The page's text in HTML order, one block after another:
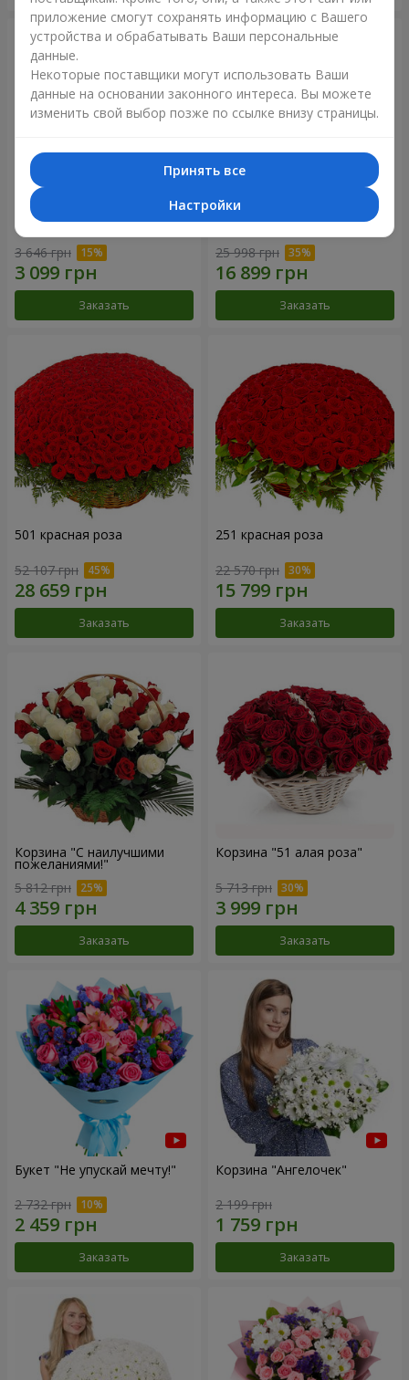
Корзина альстромерий
"Акварель"
3 646 грн
Заказать
301 красная роза
25 998 грн
Заказать
501 красная роза
52 107 грн
Заказать
251 красная роза
22 570 грн
Заказать
Корзина "С наилучшими
пожеланиями!"
5 812 грн
Заказать
Корзина "51 алая роза"
5 713 грн
Заказать
Букет "Не упускай мечту!"
2 732 грн
Заказать
Корзина "Ангелочек"
2 199 грн
Заказать
приложение смогут сохранять информацию с Вашего
устройства и обрабатывать Ваши персональные
данные.
Некоторые поставщики могут использовать Ваши
данные на основании законного интереса. Вы можете
изменить свой выбор позже по ссылке внизу страницы.
Принять все
Настройки